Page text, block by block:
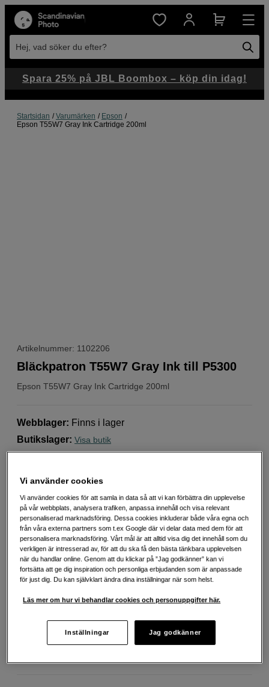
Hej, vad söker du efter?
Startsidan Varumärken
Epson
Epson T55W7 Gray Ink Cartridge 200ml
Artikelnummer: 1102206
Epson T55W7 Gray Ink Cartridge 200ml
Bläckpatron T55W7 Gray Ink till P5300
Webblager: Finns i lager
Butikslager: Visa butik
1 189 SEK
Antal
Lägg i kundvagn
Delbetala från 75 SEK/mån via
Exempel: 48 mån, 75 SEK/mån, totalt 4 179 SEK, effektiv ränta 10,45 %
Startavgift 579 SEK, aviavgift 45 SEK/mån tillkommer
Att låna kostar pengar! Om du inte kan betala tillbaka skulden i tid
bostad, teckna abonnemang och få nya lån. För stöd, vänd dig till budget-
och skuldrådgivningen i din kommun. Kontaktuppgifter finns på
Spara 25% på JBL Boombox – köp din idag!
Vi använder cookies
Vi använder cookies för att samla in data så att vi kan förbättra din upplevelse
på vår webbplats, analysera trafiken, anpassa innehåll och visa relevant
personaliserad marknadsföring. Dessa cookies inkluderar både våra egna och
från våra externa partners som t.ex Google där vi delar data med dem för att
personalisera marknadsföring. Vårt mål är att alltid visa dig det innehåll som du
verkligen är intresserad av, för att du ska få den bästa tänkbara upplevelsen
när du handlar online. Genom att du klickar på ”Jag godkänner” kan vi
fortsätta att ge dig inspiration och personliga erbjudanden som är anpassade
för just dig. Du kan självklart ändra dina inställningar när som helst.
Läs mer om hur vi behandlar cookies och personuppgifter här.
Inställningar Jag godkänner